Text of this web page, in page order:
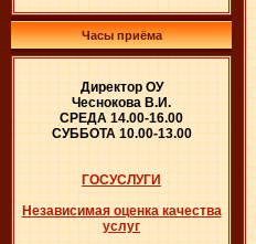
Часы приёма
Директор ОУ
Чеснокова В.И.
СРЕДА 14.00-16.00
СУББОТА 10.00-13.00
ГОСУСЛУГИ
Независимая оценка качества
услуг